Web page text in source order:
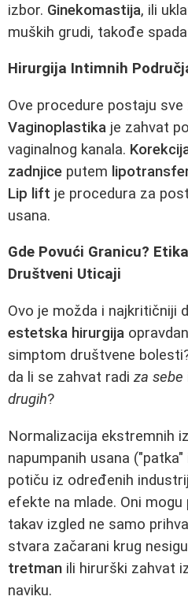
izbor. Ginekomastija, ili
muških grudi, takođe
Hirurgija Intimnih
Ove procedure postaju sve
Vaginoplastika je zahvat
vaginalnog kanala.
zadnjice putem
Lip lift je procedura za
usana.
Gde Povući Granicu?
Društveni Uticaji
Ovo je možda i najkritičniji
estetska hirurgija
simptom društvene
da li se zahvat radi za sebe
drugih?
Normalizacija ekstremnih
napumpanih usana
potiču iz određenih
efekte na mlade. Oni
takav izgled ne samo
stvara začarani krug
tretman ili hirurški zahvat
naviku.